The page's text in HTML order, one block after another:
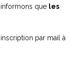
que les
par mail à